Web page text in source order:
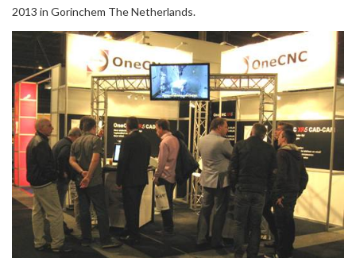
2013 in Gorinchem The Netherlands.